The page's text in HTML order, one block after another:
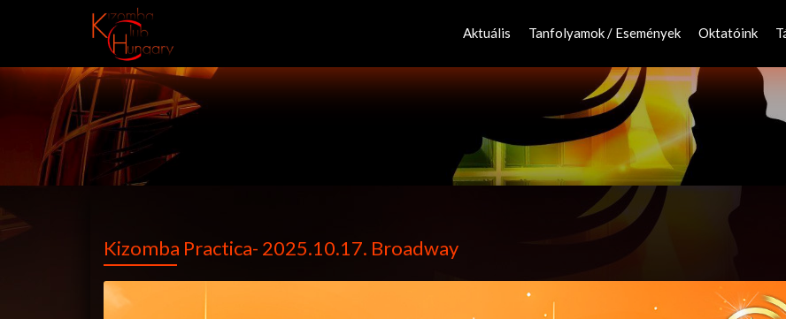
to
Aktuális Tanfolyamok / Események Oktatóink
Kizomba Practica- 2025.10.17. Broadway